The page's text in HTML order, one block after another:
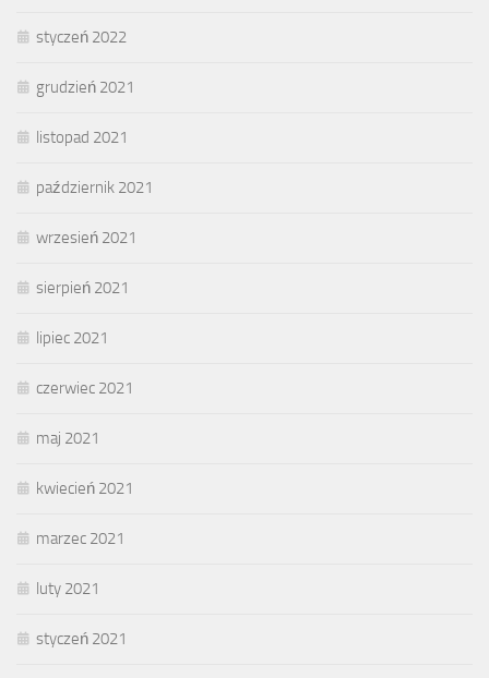
styczeń 2022
grudzień 2021
listopad 2021
październik 2021
wrzesień 2021
sierpień 2021
lipiec 2021
czerwiec 2021
maj 2021
kwiecień 2021
marzec 2021
luty 2021
styczeń 2021